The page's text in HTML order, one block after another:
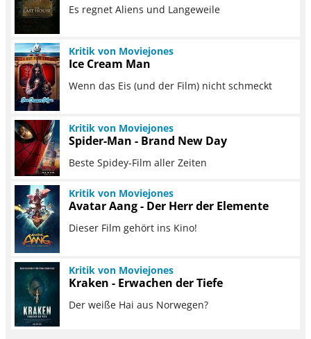
Es regnet Aliens und Langeweile
Kritik von Moviejones
Ice Cream Man
Wenn das Eis (und der Film) nicht schmeckt
Kritik von Moviejones
Spider-Man - Brand New Day
Beste Spidey-Film aller Zeiten
Kritik von Moviejones
Avatar Aang - Der Herr der Elemente
Dieser Film gehört ins Kino!
Kritik von Moviejones
Kraken - Erwachen der Tiefe
Der weiße Hai aus Norwegen?